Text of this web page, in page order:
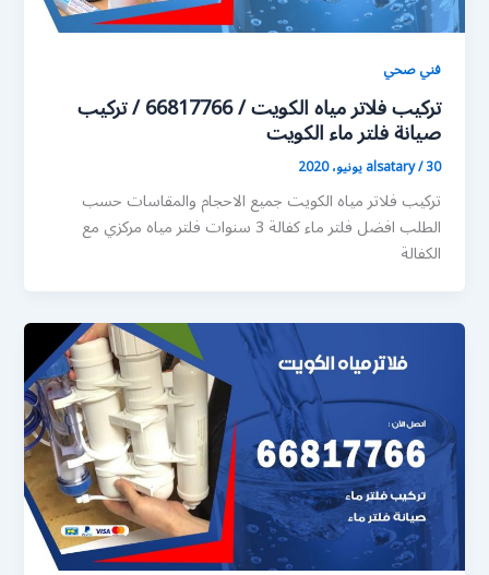
فني صحي
تركيب فلاتر مياه الكويت / 66817766 / تركيب
صيانة فلتر ماء الكويت
alsatary/30 يونيو، 2020
تركيب فلاتر مياه الكويت جميع الاحجام والمقاسات حسب
الطلب افضل فلتر ماء كفالة 3 سنوات فلتر مياه مركزي مع
الكفالة